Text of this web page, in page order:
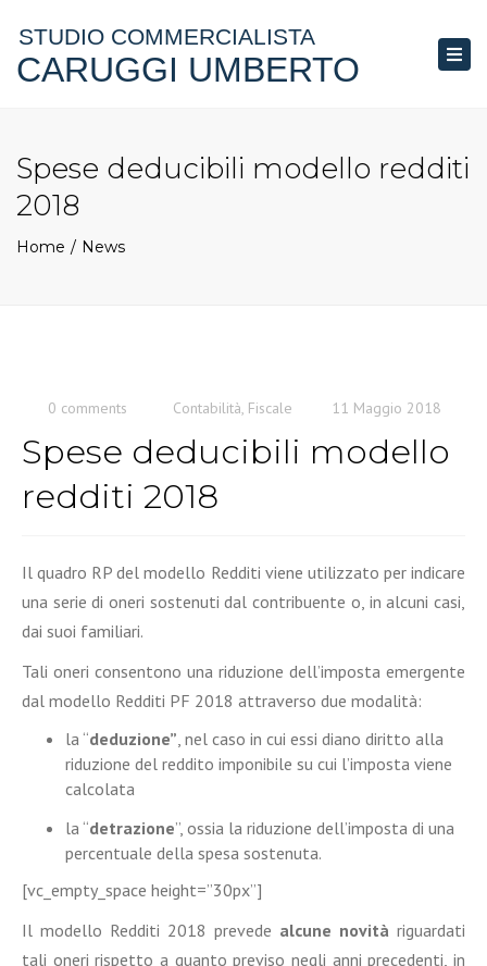
STUDIO COMMERCIALISTA
CARUGGI UMBERTO
Spese deducibili modello redditi
2018
Home News
0 comments Contabilità Fiscale 11 Maggio 2018
Spese deducibili modello
redditi 2018
Il quadro RP del modello Redditi viene utilizzato per indicare
una serie di oneri sostenuti dal contribuente o, in alcuni casi,
dai suoi familiari.
Tali oneri consentono una riduzione dell’imposta emergente
dal modello Redditi PF 2018 attraverso due modalità:
la “deduzione”, nel caso in cui essi diano diritto alla
riduzione del reddito imponibile su cui l’imposta viene
calcolata
la “detrazione”, ossia la riduzione dell’imposta di una
percentuale della spesa sostenuta.
[vc_empty_space height=”30px”]
Il modello Redditi 2018 prevede alcune novità riguardati
tali oneri rispetto a quanto previso negli anni precedenti, in